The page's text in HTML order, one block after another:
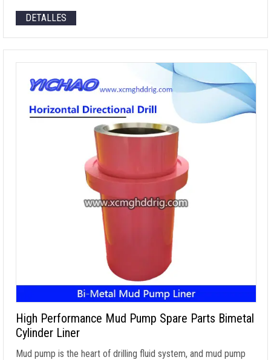
DETALLES
High Performance Mud Pump Spare Parts Bimetal
Cylinder Liner
Mud pump is the heart of drilling fluid system, and mud pump